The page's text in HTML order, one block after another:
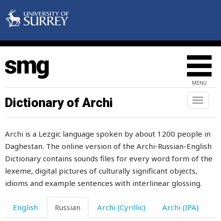
MENU
Toggle
Dictionary of Archi
Archi is a Lezgic language spoken by about 1200 people in
Daghestan. The online version of the Archi-Russian-English
Dictionary contains sounds files for every word form of the
lexeme, digital pictures of culturally significant objects,
idioms and example sentences with interlinear glossing.
English Russian Archi (Cyrillic) Archi (IPA)
лениться
лентяй
лентяйка
лень
лепешка
лес
лестница